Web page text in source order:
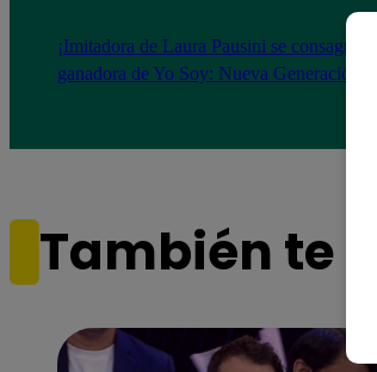
¡Imitadora de Laura Pausini se consagró
ganadora de Yo Soy: Nueva Generación!
También te